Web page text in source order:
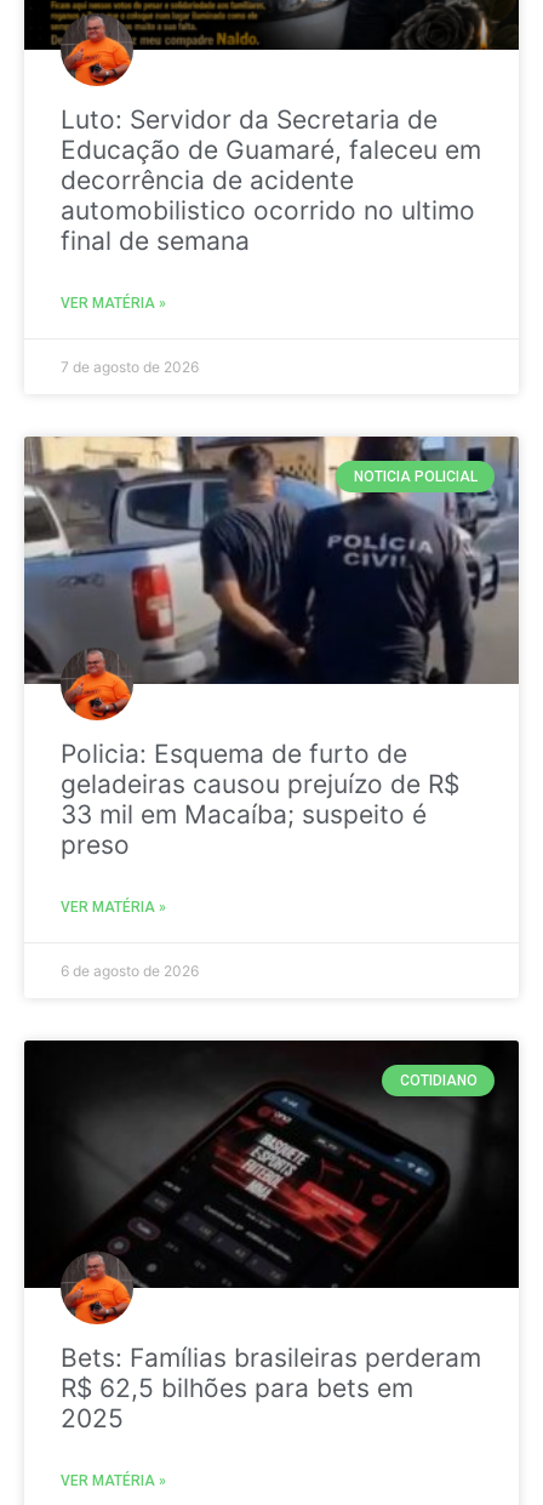
Luto: Servidor da Secretaria de
Educação de Guamaré, faleceu em
decorrência de acidente
automobilistico ocorrido no ultimo
final de semana
VER MATÉRIA »
7 de agosto de 2026
NOTICIA POLICIAL
Policia: Esquema de furto de
geladeiras causou prejuízo de R$
33 mil em Macaíba; suspeito é
preso
VER MATÉRIA »
6 de agosto de 2026
COTIDIANO
Bets: Famílias brasileiras perderam
R$ 62,5 bilhões para bets em
2025
VER MATÉRIA »